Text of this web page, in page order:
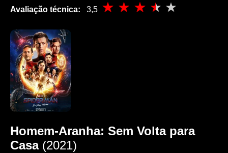
Avaliação técnica: 3,5
Homem-Aranha: Sem Volta para
Casa(2021)